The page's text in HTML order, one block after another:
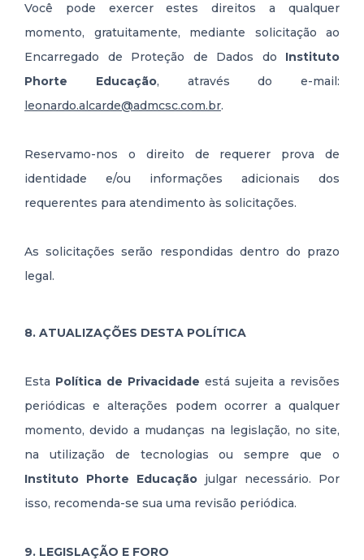
Você pode exercer estes direitos a qualquer
momento, gratuitamente, mediante solicitação ao
Encarregado de Proteção de Dados do Instituto
Phorte Educação, através do e-mail:
leonardo.alcarde@admcsc.com.br.
Reservamo-nos o direito de requerer prova de
identidade e/ou informações adicionais dos
requerentes para atendimento às solicitações.
As solicitações serão respondidas dentro do prazo
legal.
8. ATUALIZAÇÕES DESTA POLÍTICA
Esta Política de Privacidade está sujeita a revisões
periódicas e alterações podem ocorrer a qualquer
momento, devido a mudanças na legislação, no site,
na utilização de tecnologias ou sempre que o
Instituto Phorte Educação julgar necessário. Por
isso, recomenda-se sua uma revisão periódica.
9. LEGISLAÇÃO E FORO